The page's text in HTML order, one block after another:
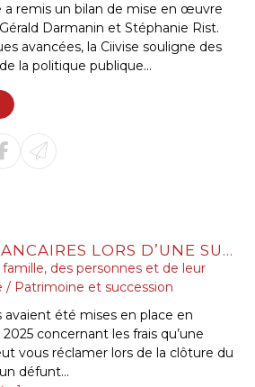
a remis un bilan de mise en œuvre
Darmanin et Stéphanie Rist.
avancées, la Ciivise souligne des
la politique publique...
FRAIS BANCAIRES LORS D’UNE SUCCESSION : SUPPRESSION DES CAS DE GRATUITÉ
des personnes et de leur
/ Patrimoine et succession
avaient été mises en place en
concernant les frais qu’une
vous réclamer lors de la clôture du
défunt...